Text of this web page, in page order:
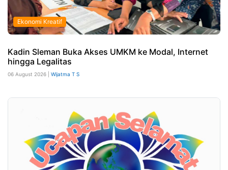
Ekonomi Kreatif
Kadin Sleman Buka Akses UMKM ke Modal, Internet
hingga Legalitas
06 August 2026 | Wijatma T S